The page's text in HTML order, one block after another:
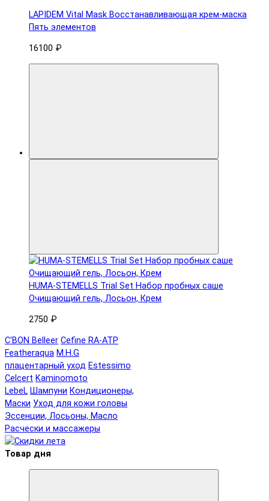
LAPIDEM Vital Mask Восстанавливающая крем-маска
Пять элементов
16100 ₽
HUMA-STEMELLS Trial Set Набор пробных саше
Очищающий гель, Лосьон, Крем
2750 ₽
C'BON Belleer Cefine RA-ATP
Featheraqua M.H.G
плацентарный уход Estessimo
Celcert Kaminomoto
LebeL Шампуни Кондиционеры,
Маски Уход для кожи головы
Эссенции, Лосьоны, Масло
Расчески и массажеры
Товар дня